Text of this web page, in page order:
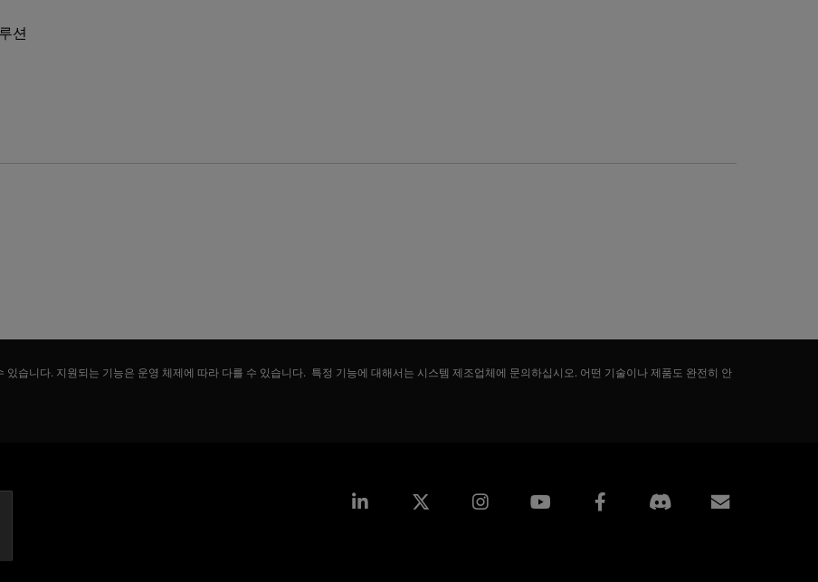
션
습니다. 지원되는 기능은 운영 체제에 따라 다를 수 있습니다. 특정 기능에 대해서는 시스템 제조업체에 문의하십시오. 어떤 기술이나 제품도 완전히 안
Linkedin Instagram Facebook